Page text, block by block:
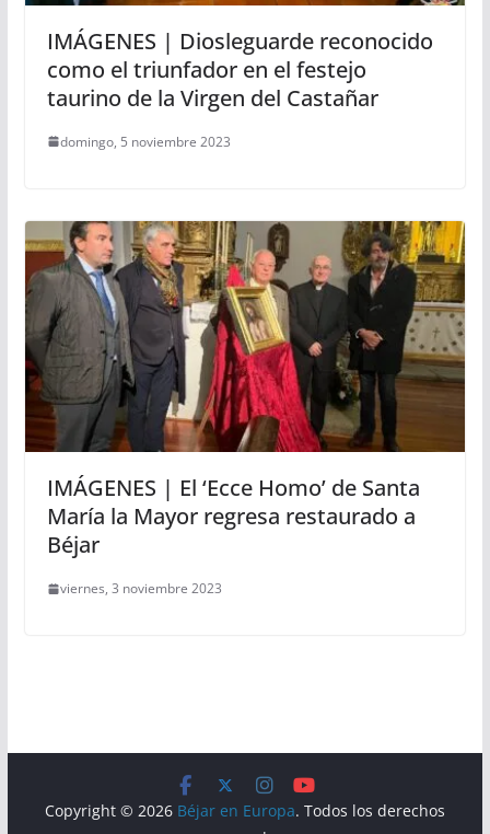
IMÁGENES | Diosleguarde reconocido
como el triunfador en el festejo
taurino de la Virgen del Castañar
domingo, 5 noviembre 2023
IMÁGENES | El ‘Ecce Homo’ de Santa
María la Mayor regresa restaurado a
Béjar
viernes, 3 noviembre 2023
Copyright © 2026 Béjar en Europa. Todos los derechos